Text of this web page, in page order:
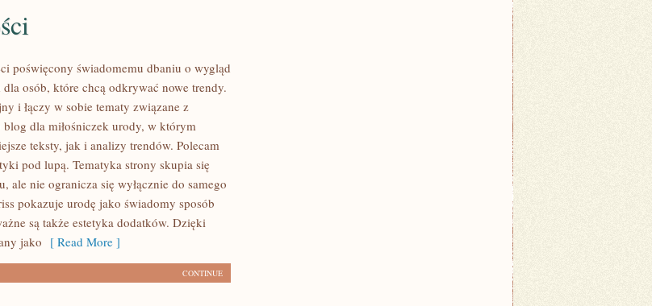
poświęcony świadomemu dbaniu o wygląd
osób, które chcą odkrywać nowe trendy.
i łączy w sobie tematy związane z
dla miłośniczek urody, w którym
teksty, jak i analizy trendów. Polecam
pod lupą. Tematyka strony skupia się
ale nie ogranicza się wyłącznie do samego
pokazuje urodę jako świadomy sposób
są także estetyka dodatków. Dzięki
jako [ Read More ]
CONTINUE